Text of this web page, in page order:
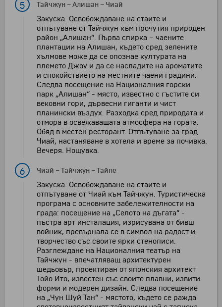
5 Тайчжун –Алишан – Чиай
Закуска. Освобождаване на стаите и
отпътуване от Тайчжун към прочутия природен
район „Алишан“. Първа спирка – чаените
плантации на Алишан, където сред зелените
хълмове може да се опознае културата на
племето Джоу и да се насладите на ароматите
и спокойствието на местните чаени градини.
Следва посещение на Националния горски
парк „Алишан“ - място, известно с гъстите си
вековни гори, дървесни гиганти и чист
планински въздух. Разходка сред природата и
отмора в освежаващата атмосфера на гората.
Обяд в местен ресторант. Отпътуване за град
Чиай, настаняване в хотела и време за почивка.
Вечеря. Нощувка.
6 Чиай –Тайчжун –Тайпе
Закуска. Освобождаване на стаите и
отпътуване от Чиай към Тайчжун. Туристическа
програма с основните забележителности на
града: посещение на „Селото на дъгата“ -
пъстра арт инсталация, изрисувана от бивш
войник, превърнала се в символ на радост и
творчество със своите ярки стенописи.
Разглеждане на Националния театър на
Тайчжун - впечатляващ архитектурен
шедьовър, проектиран от японския архитект
Тойо Ито, известен със своите плавни, извити
форми и модерен дизайн. Следва посещение
на „Чун Шуй Тан“ - мястото, където се ражда